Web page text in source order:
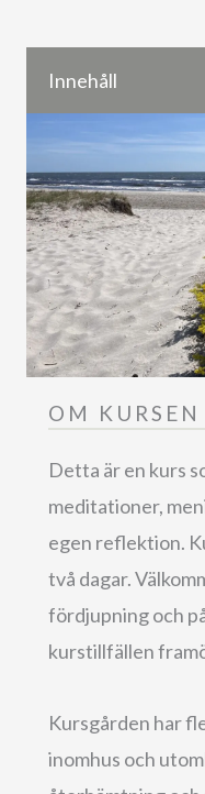
Innehåll
OM KURSEN
Detta är en kurs
meditationer,
egen reflektion.
två dagar.
fördjupning och
kurstillfällen
Kursgården har
inomhus och